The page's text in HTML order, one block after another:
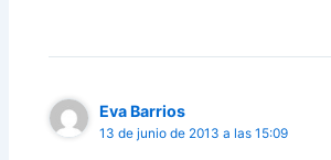
Eva Barrios
13 de junio de 2013 a las 15:09